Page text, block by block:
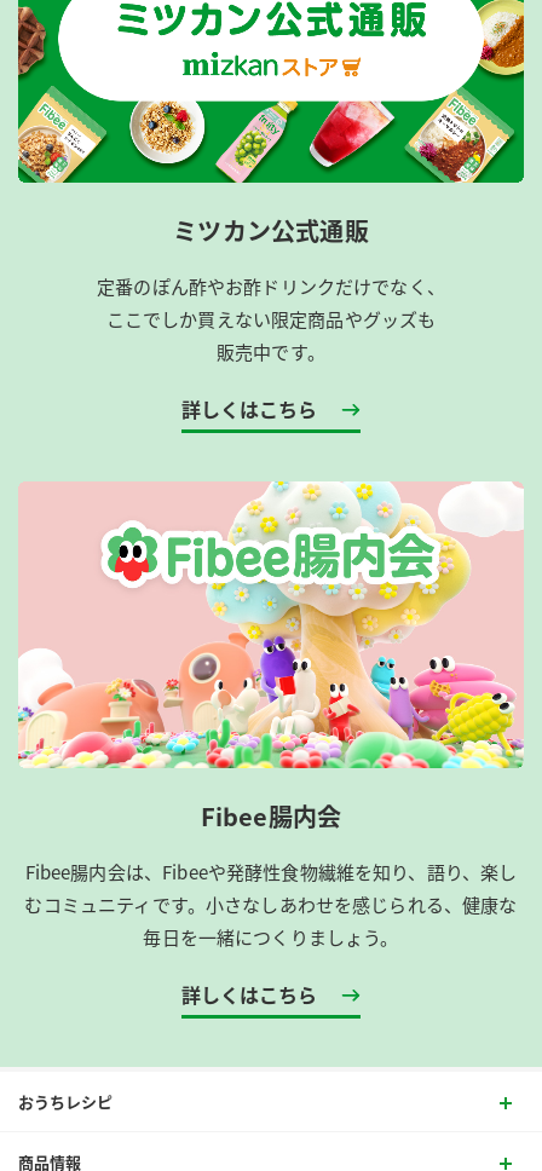
ミツカン公式通販
定番のぽん酢やお酢ドリンクだけでなく、
ここでしか買えない限定商品やグッズも
販売中です。
詳しくはこちら
Fibee腸内会
Fibee腸内会は、​Fibeeや発酵性食物繊維を知り、語り、楽し
むコミュニティです。​小さなしあわせを感じられる、健康な
毎日を一緒につくりましょう。
詳しくはこちら
おうちレシピ
商品情報